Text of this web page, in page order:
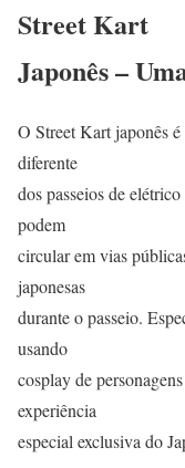
Street Kart
Japonês –
O Street Kart japonês
diferente
dos passeios de
podem
circular em vias
japonesas
durante o passeio.
usando
cosplay de
experiência
especial exclusiva do